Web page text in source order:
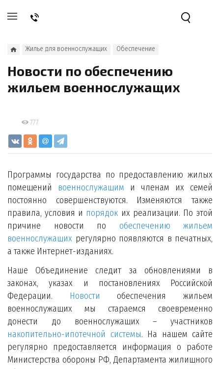
Жилье для военнослужащих Обеспечение
Новости по обеспечению
жильем военнослужащих
777
Программы государства по предоставлению жилых
помещений военнослужащим и членам их семей
постоянно совершенствуются. Изменяются также
правила, условия и порядок их реализации. По этой
причине новости по обеспечению жильем
военнослужащих регулярно появляются в печатных,
а также Интернет-изданиях.
Наше Объединение следит за обновлениями в
законах, указах и постановлениях Российской
Федерации. Новости обеспечения жильем
военнослужащих мы стараемся своевременно
донести до военнослужащих – участников
накопительно-ипотечной системы. На нашем сайте
регулярно предоставляется информация о работе
Министерства обороны РФ, Департамента жилищного